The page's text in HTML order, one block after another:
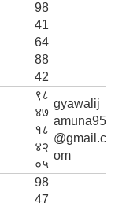
98
41
64
88
42
९८
४७
१८
४२
०५
gyawalij
amuna95
@gmail.c
om
98
47